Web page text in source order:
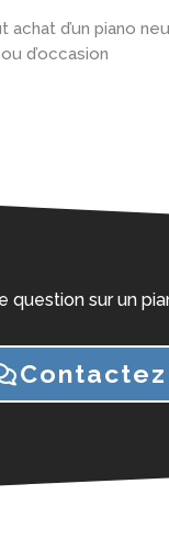
achat d’un piano
ou d’occasion
question sur un